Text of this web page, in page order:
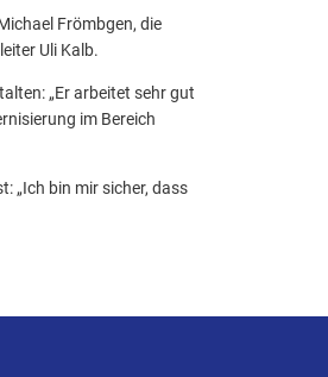
Frömbgen, die
Uli Kalb.
„Er arbeitet sehr gut
im Bereich
„Ich bin mir sicher, dass